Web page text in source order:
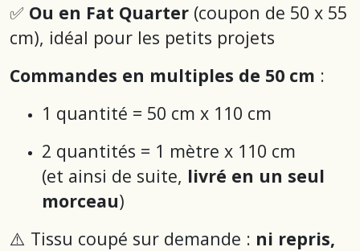
✅ Ou en Fat Quarter (coupon de 50 x 55
cm), idéal pour les petits projets
Commandes en multiples de 50 cm :
1 quantité = 50 cm x 110 cm
2 quantités = 1 mètre x 110 cm
(et ainsi de suite, livré en un seul
morceau)
⚠️ Tissu coupé sur demande : ni repris,